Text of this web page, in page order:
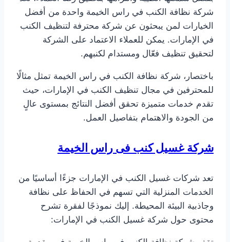
شركة نظافة الكنب في راس الخيمة واحدة من أفضل
الخيارات لمن يبحثون عن شركة محترفة لتنظيف الكنب
في الإمارات. يمكن للعملاء الاعتماد على الشركة
لتحقيق تنظيف فعّال ومستدام لكنبهم.
باختصار، شركة نظافة الكنب في راس الخيمة تمثل مثالًا
للمحترفين في مجال تنظيف الكنب في الإمارات، حيث
تقدم خدمات متميزة تحقق أفضل النتائج بمستوى عالٍ
من الجودة والاهتمام بتفاصيل العمل.
شركة غسيل كنب فى راس الخيمة
تعد شركات غسيل الكنب في الإمارات جزءًا أساسيًا من
الخدمات المنزلية التي تسهم في الحفاظ على نظافة
وجاذبية البيئة المحيطة. إليك نموذجًا لفقرة تشرح
محتوى حول شركة غسيل الكنب في الإمارات: